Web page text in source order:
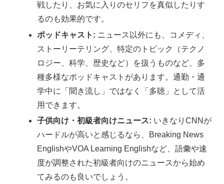
戦したり、お気に入りのセリフを真似したりす
るのも効果的です。
ポッドキャスト: ニュース以外にも、コメディ、
ストーリーテリング、特定のトピック（テクノ
ロジー、科学、歴史など）を扱うものなど、多
種多様なポッドキャストがあります。通勤・通
学中に「聞き流し」ではなく「多聴」として活
用できます。
子供向け・初級者向けニュース: いきなりCNNが
ハードルが高いと感じるなら、Breaking News
EnglishやVOA Learning Englishなど、語彙や速
度が調整された初級者向けのニュースから始め
てみるのも良いでしょう。